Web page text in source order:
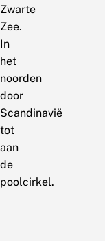
Zwarte
Zee.
In
het
noorden
door
Scandinavië
tot
aan
de
poolcirkel.